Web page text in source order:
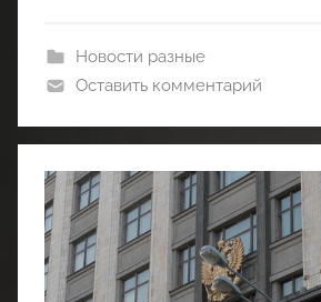
Новости разные
Оставить комментарий